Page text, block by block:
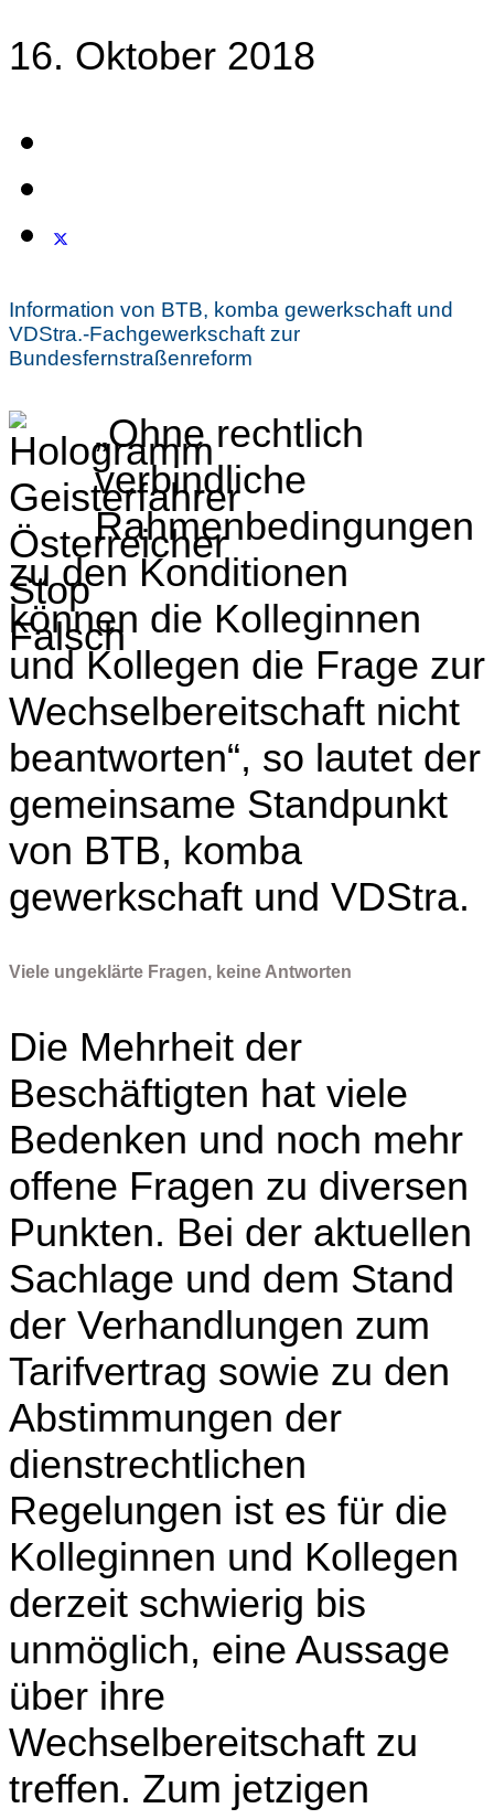
16. Oktober 2018
Information von BTB, komba gewerkschaft und
VDStra.-Fachgewerkschaft zur
Bundesfernstraßenreform
„Ohne rechtlich
verbindliche
Rahmenbedingungen
zu den Konditionen
können die Kolleginnen
und Kollegen die Frage zur
Wechselbereitschaft nicht
beantworten“, so lautet der
gemeinsame Standpunkt
von BTB, komba
gewerkschaft und VDStra.
Viele ungeklärte Fragen, keine Antworten
Die Mehrheit der
Beschäftigten hat viele
Bedenken und noch mehr
offene Fragen zu diversen
Punkten. Bei der aktuellen
Sachlage und dem Stand
der Verhandlungen zum
Tarifvertrag sowie zu den
Abstimmungen der
dienstrechtlichen
Regelungen ist es für die
Kolleginnen und Kollegen
derzeit schwierig bis
unmöglich, eine Aussage
über ihre
Wechselbereitschaft zu
treffen. Zum jetzigen